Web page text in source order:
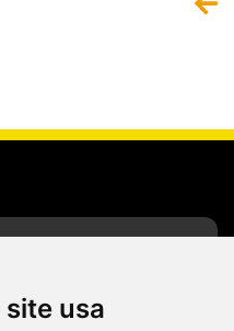
site usa